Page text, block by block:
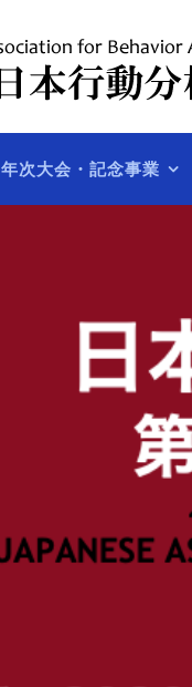
年次大会・記念事業